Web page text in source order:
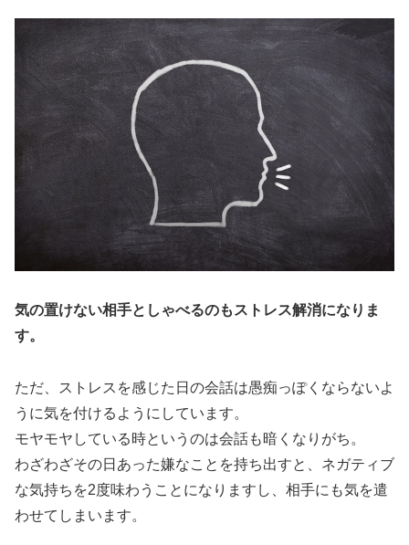
気の置けない相手としゃべるのもストレス解消になりま
す。
ただ、
ストレスを感じた日の会話は愚痴っぽくならないよ
うに気を付けるようにしています。
モヤモヤしている時というのは会話も暗くなりがち。
わざわざその日あった嫌なことを持ち出すと、ネガティブ
な気持ちを2度味わうことになりますし、相手にも気を遣
わせてしまいます。